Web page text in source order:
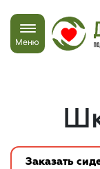
Меню
Заказать